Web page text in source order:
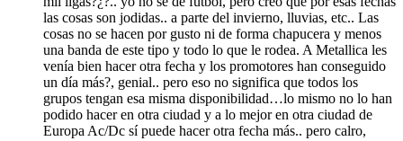
las cosas son jodidas.. a parte del invierno, lluvias, etc.. Las
cosas no se hacen por gusto ni de forma chapucera y menos
una banda de este tipo y todo lo que le rodea. A Metallica les
venía bien hacer otra fecha y los promotores han conseguido
un día más?, genial.. pero eso no significa que todos los
grupos tengan esa misma disponibilidad…lo mismo no lo han
podido hacer en otra ciudad y a lo mejor en otra ciudad de
Europa Ac/Dc sí puede hacer otra fecha más.. pero calro,